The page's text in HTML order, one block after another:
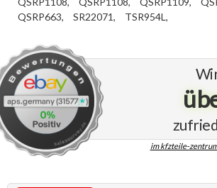
im kfzteile-
QSRP663,
SR22071, TSR954L,